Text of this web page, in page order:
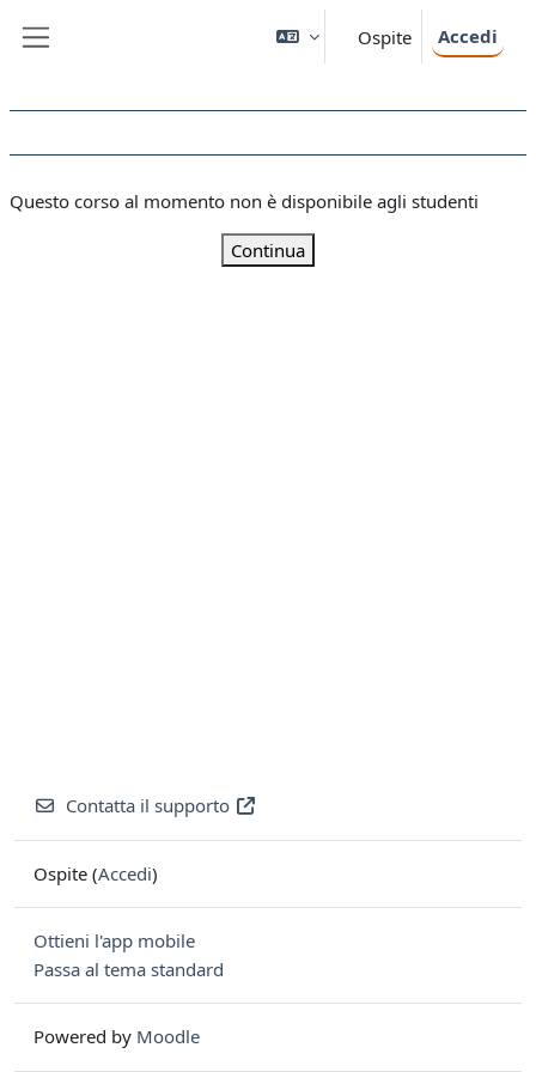
Ospite Accedi
Questo corso al momento non è disponibile agli studenti
Continua
Contatta il supporto
Ospite (Accedi)
Ottieni l'app mobile
Passa al tema standard
Powered by Moodle